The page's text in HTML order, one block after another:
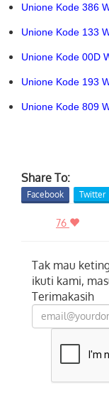
Unione Kode 386
Unione Kode 133
Unione Kode 00D
Unione Kode 193
Unione Kode 809
Share To:
Facebook Twitter
76
Tak mau
ikuti kami,
Terimakasih